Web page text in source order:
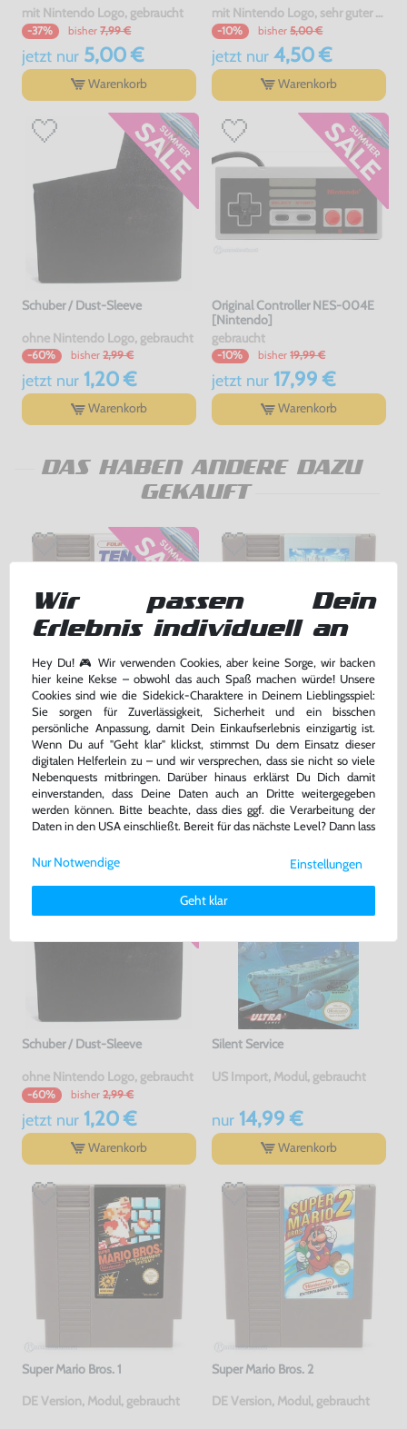
mit Nintendo Logo, gebraucht
-37% bisher 7,99 €
jetzt nur5,00 €
Warenkorb
mit Nintendo Logo, sehr guter Zustand, gebraucht
-10% bisher 5,00 €
jetzt nur4,50 €
Warenkorb
Schuber / Dust-Sleeve
ohne Nintendo Logo, gebraucht
-60% bisher 2,99 €
jetzt nur1,20 €
Warenkorb
Original Controller NES-004E
[Nintendo]
gebraucht
-10% bisher 19,99 €
jetzt nur17,99 €
Warenkorb
DAS HABEN ANDERE DAZU
GEKAUFT
Four Players Tennis
PAL-B, Modul, gebraucht
-10% bisher 14,99 €
jetzt nur13,49 €
Warenkorb
Rad Racer
PAL-B, Modul, gebraucht
nur14,99 €
Warenkorb
Schuber / Dust-Sleeve
ohne Nintendo Logo, gebraucht
-60% bisher 2,99 €
jetzt nur1,20 €
Warenkorb
Silent Service
US Import, Modul, gebraucht
nur14,99 €
Warenkorb
Super Mario Bros. 1
DE Version, Modul, gebraucht
Super Mario Bros. 2
DE Version, Modul, gebraucht
Wir passen Dein
Erlebnis individuell an
Hey Du! 🎮 Wir verwenden Cookies, aber keine Sorge, wir backen
hier keine Kekse – obwohl das auch Spaß machen würde! Unsere
Cookies sind wie die Sidekick-Charaktere in Deinem Lieblingsspiel:
Sie sorgen für Zuverlässigkeit, Sicherheit und ein bisschen
persönliche Anpassung, damit Dein Einkaufserlebnis einzigartig ist.
Wenn Du auf "Geht klar" klickst, stimmst Du dem Einsatz dieser
digitalen Helferlein zu – und wir versprechen, dass sie nicht so viele
Nebenquests mitbringen. Darüber hinaus erklärst Du Dich damit
einverstanden, dass Deine Daten auch an Dritte weitergegeben
werden können. Bitte beachte, dass dies ggf. die Verarbeitung der
Daten in den USA einschließt. Bereit für das nächste Level? Dann lass
Weitere Informationen zu den von uns verwendeten Cookies und
Deinen Rechten als Nutzer findest Du in unsererDaten­schutz­
Impressum.
Einstellungen
Geht klar
Nur Notwendige